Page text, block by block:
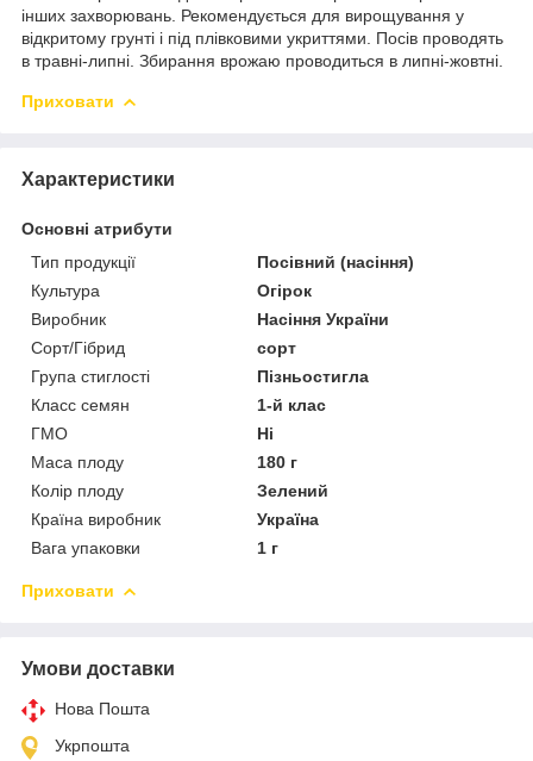
інших захворювань. Рекомендується для вирощування у
відкритому грунті і під плівковими укриттями. Посів проводять
в травні-липні. Збирання врожаю проводиться в липні-жовтні.
Приховати
Характеристики
Основні атрибути
Тип продукції
Посівний (насіння)
Культура
Огірок
Виробник
Насіння України
Сорт/Гібрид
сорт
Група стиглості
Пізньостигла
Класс семян
1-й клас
ГМО
Ні
Маса плоду
180 г
Колір плоду
Зелений
Країна виробник
Україна
Вага упаковки
1 г
Приховати
Умови доставки
Нова Пошта
Укрпошта